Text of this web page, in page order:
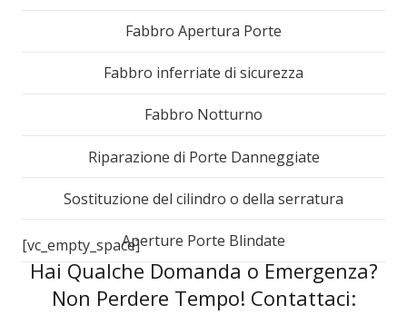
Fabbro Apertura Porte
Fabbro inferriate di sicurezza
Fabbro Notturno
Riparazione di Porte Danneggiate
Sostituzione del cilindro o della serratura
Aperture Porte Blindate
[vc_empty_space]
Hai Qualche Domanda o Emergenza?
Non Perdere Tempo! Contattaci: